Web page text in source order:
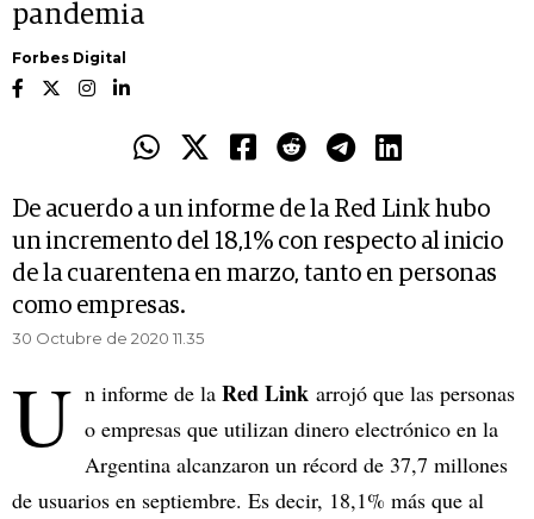
pandemia
Forbes Digital
De acuerdo a un informe de la Red Link hubo
un incremento del 18,1% con respecto al inicio
de la cuarentena en marzo, tanto en personas
como empresas.
30 Octubre de 2020 11.35
U n informe de la Red Link arrojó que las personas
o empresas que utilizan dinero electrónico en la
Argentina alcanzaron un récord de 37,7 millones
de usuarios en septiembre. Es decir, 18,1% más que al